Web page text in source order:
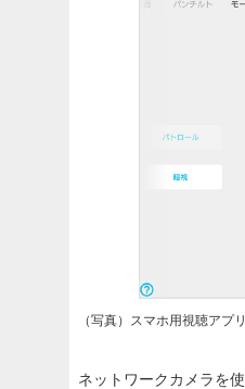
（写真）スマホ用視聴アプ
ネットワークカメラを